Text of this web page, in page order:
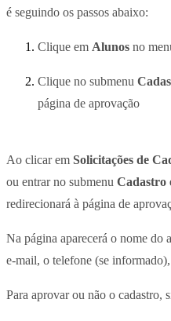
é seguindo os passos abaixo:
Clique em Alunos no
Clique no submenu
página de aprovação
Ao clicar em Solicitações de
ou entrar no submenu Cadastro
redirecionará à página de
Na página aparecerá o nome do
e-mail, o telefone (se
Para aprovar ou não o cadastro,